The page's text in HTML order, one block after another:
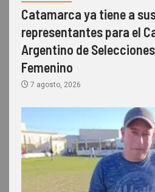
Catamarca ya tiene a
representantes para el
Argentino de
Femenino
7 agosto, 2026